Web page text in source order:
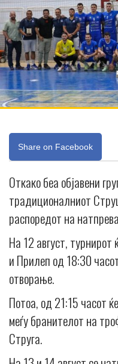
Share on Facebook
Откако беа објавени
традиционалниот
распоредот на
На 12 август,
и Прилеп од 18:30
отворање.
Потоа, од 21:15 часот
меѓу бранителот на
Струга.